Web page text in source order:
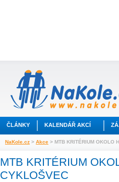
ČLÁNKY KALENDÁŘ AKCÍ
NaKole.cz > Akce > MTB KRITÉRIUM OKOLO
MTB KRITÉRIUM
CYKLOŠVEC